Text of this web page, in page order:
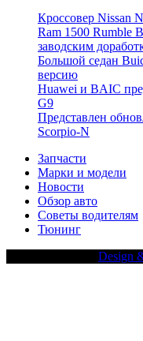
Кроссовер Nissan
Ram 1500 Rumble
заводским
Большой седан
версию
Huawei и BAIC
G9
Представлен
Scorpio-N
Запчасти
Марки и модели
Новости
Обзор авто
Советы водителям
Тюнинг
Design